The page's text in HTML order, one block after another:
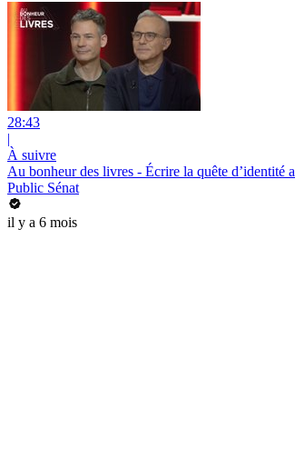
28:43
|
À suivre
Au bonheur des livres - Écrire la quête
Public Sénat
il y a 6 mois